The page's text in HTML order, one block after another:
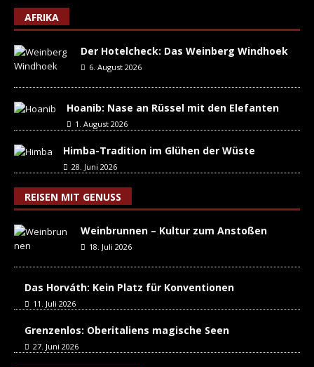
AFRIKA
Der Hotelcheck: Das Weinberg Windhoek
6. August 2026
Hoanib: Nase an Rüssel mit den Elefanten
1. August 2026
Himba-Tradition im Glühen der Wüste
28. Juni 2026
REISEN MIT GENUSS
Weinbrunnen – Kultur zum Anstoßen
18. Juli 2026
Das Horváth: Kein Platz für Konventionen
11. Juli 2026
Grenzenlos: Oberitaliens magische Seen
27. Juni 2026